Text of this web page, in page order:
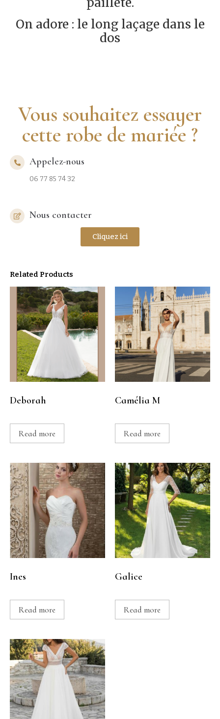
On adore : le long laçage dans le
dos
Vous souhaitez essayer
cette robe de mariée ?
Appelez-nous
06 77 85 74 32
Nous contacter
Cliquez ici
Related Products
Deborah
Read more
Camélia M
Read more
Ines
Read more
Galice
Read more